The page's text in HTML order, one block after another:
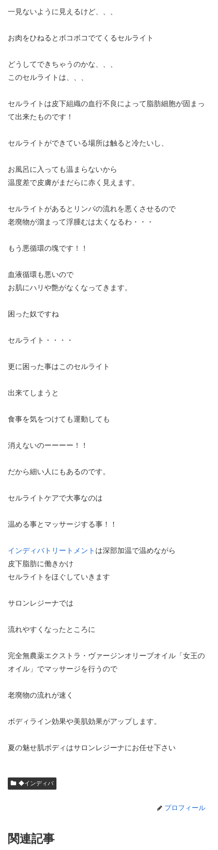
一見ないように見えるけど、、、
お肉をひねるとボコボコでてくるセルライト
どうしてできちゃうのかな、、、
このセルライトは、、、
セルライトは皮下組織の血行不良によって脂肪細胞が固まっ
て出来たものです！
セルライトができている場所は触ると冷たいし、
お風呂に入っても温まらないから
温度差で皮膚がまだらに赤く見えます。
セルライトがあるとリンパの流れを悪くさせるので
老廃物が溜まって浮腫むは太くなるわ・・・
もう悪循環の塊です！！
血液循環も悪いので
お肌にハリや艶がなくなってきます。
困った奴ですね
セルライト・・・・
更に困った事はこのセルライト
出来てしまうと
食事を気をつけても運動しても
消えないのーーーー！！
だから細い人にもあるのです。
セルライトケアで大事なのは
温める事とマッサージする事！！
インディバトリートメント は深部加温で温めながら
皮下脂肪に働きかけ
セルライトをほぐしていきます
サロンレジーナでは
流れやすくなったところに
完全無農薬エクストラ・ヴァージンオリーブオイル「女王の
オイル」でマッサージを行うので
老廃物の流れが速く
ボディライン効果や美肌効果がアップします。
夏の魅せ肌ボディはサロンレジーナにお任せ下さい
◆インディバ
プロフィール
関連記事